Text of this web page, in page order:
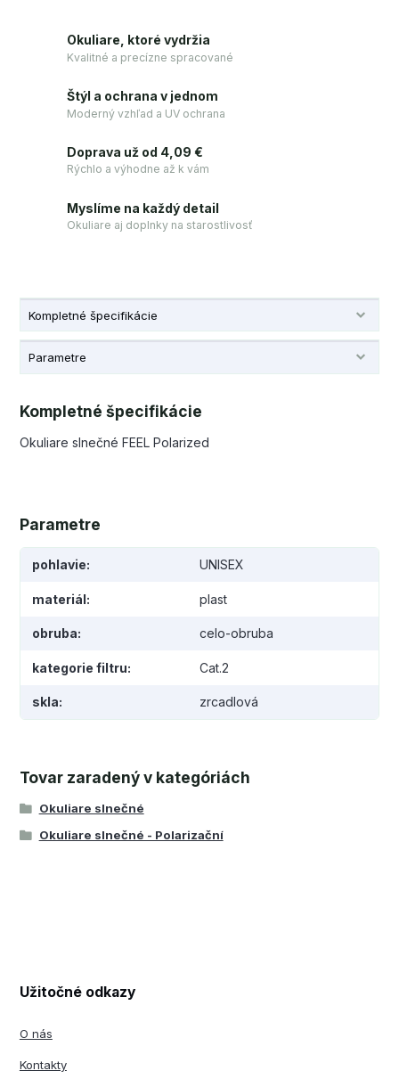
Okuliare, ktoré vydržia
Kvalitné a precízne spracované
Štýl a ochrana v jednom
Moderný vzhľad a UV ochrana
Doprava už od 4,09 €
Rýchlo a výhodne až k vám
Myslíme na každý detail
Okuliare aj doplnky na starostlivosť
Kompletné špecifikácie
Parametre
Kompletné špecifikácie
Okuliare slnečné FEEL Polarized
Parametre
pohlavie UNISEX
materiál plast
obruba celo-obruba
kategorie filtru Cat.2
skla zrcadlová
Tovar zaradený v kategóriách
Okuliare slnečné
Okuliare slnečné - Polarizační
Užitočné odkazy
O nás
Kontakty